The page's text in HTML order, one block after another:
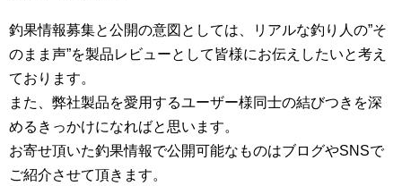
釣果情報募集と公開の意図としては、リアルな釣り人の”そ
のまま声”を製品レビューとして皆様にお伝えしたいと考え
ております。
また、弊社製品を愛用するユーザー様同士の結びつきを深
めるきっかけになればと思います。
お寄せ頂いた釣果情報で公開可能なものはブログやSNSで
ご紹介させて頂きます。